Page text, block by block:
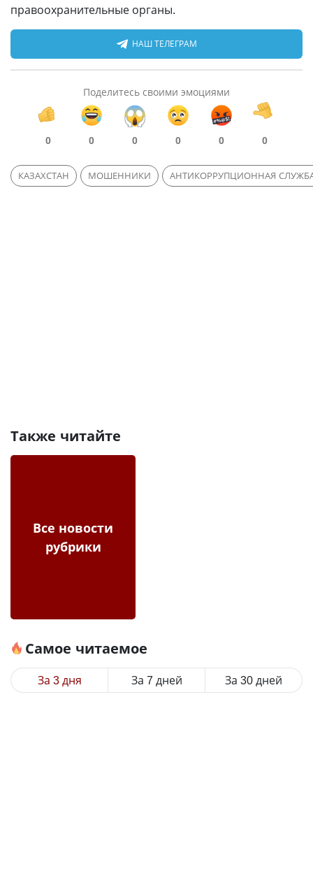
правоохранительные органы.
НАШ ТЕЛЕГРАМ
Поделитесь своими эмоциями
0 0 0 0 0 0
КАЗАХСТАН МОШЕННИКИ АНТИКОРРУПЦИОННАЯ
Также читайте
Все новости
рубрики
Самое читаемое
За 3 дня За 7 дней За 30 дней